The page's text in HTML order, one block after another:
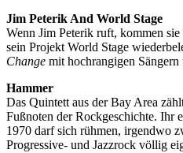
Jim Peterik And World Stage
Wenn Jim Peterik ruft, kommen
sein Projekt World Stage
Change mit hochrangigen
Hammer
Das Quintett aus der Bay Area
Fußnoten der Rockgeschichte. Ihr
1970 darf sich rühmen, irgendwo
Progressive- und Jazzrock völlig